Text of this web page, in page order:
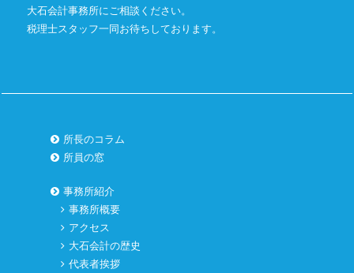
大石会計事務所にご相談ください。
税理士スタッフ一同お待ちしております。
所長のコラム
所員の窓
事務所紹介
事務所概要
アクセス
大石会計の歴史
代表者挨拶